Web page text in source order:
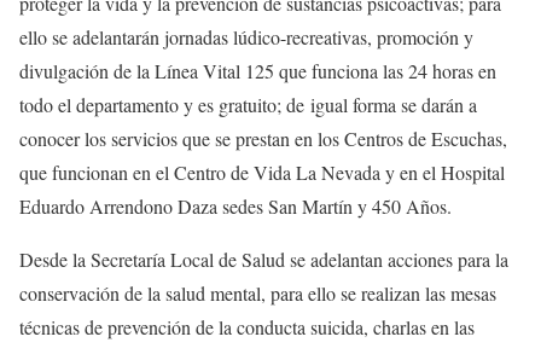
ello se adelantarán jornadas lúdico-recreativas, promoción y
divulgación de la Línea Vital 125 que funciona las 24 horas en
todo el departamento y es gratuito; de igual forma se darán a
conocer los servicios que se prestan en los Centros de Escuchas,
que funcionan en el Centro de Vida La Nevada y en el Hospital
Eduardo Arrendono Daza sedes San Martín y 450 Años.
Desde la Secretaría Local de Salud se adelantan acciones para la
conservación de la salud mental, para ello se realizan las mesas
técnicas de prevención de la conducta suicida, charlas en las